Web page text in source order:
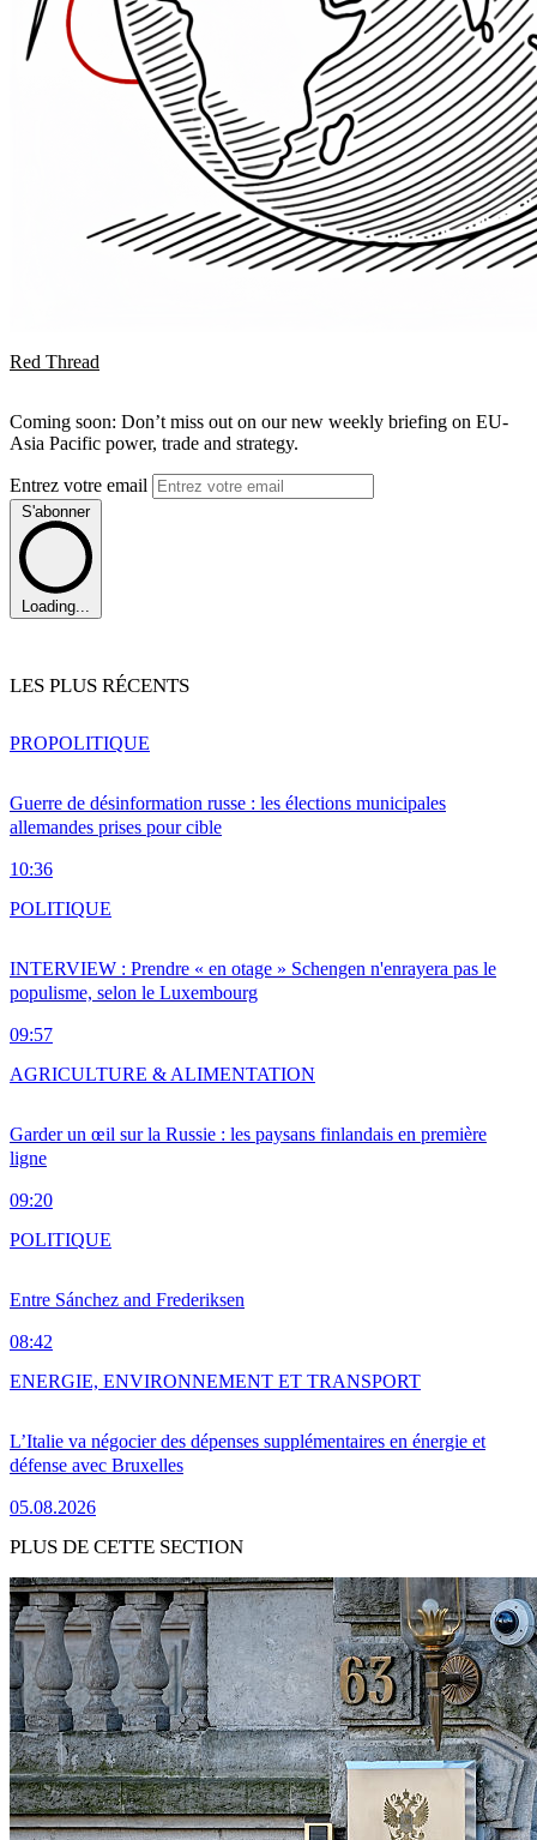
Red Thread
Coming soon: Don’t miss out on our new weekly briefing on EU-
Asia Pacific power, trade and strategy.
Entrez votre email
S'abonner
Loading...
LES PLUS RÉCENTS
Guerre de désinformation russe : les élections municipales
allemandes prises pour cible
10:36
PROPOLITIQUE
INTERVIEW : Prendre « en otage » Schengen n'enrayera pas le
populisme, selon le Luxembourg
09:57
POLITIQUE
Garder un œil sur la Russie : les paysans finlandais en première
ligne
09:20
AGRICULTURE & ALIMENTATION
Entre Sánchez and Frederiksen
08:42
POLITIQUE
L’Italie va négocier des dépenses supplémentaires en énergie et
défense avec Bruxelles
05.08.2026
ENERGIE, ENVIRONNEMENT ET TRANSPORT
PLUS DE CETTE SECTION